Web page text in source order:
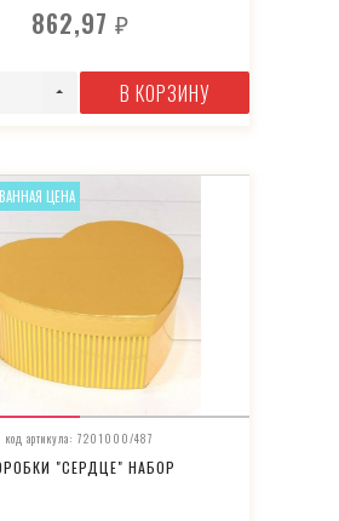
862,97 ₽
В КОРЗИНУ
код артикула: 7201000/487
"СЕРДЦЕ" НАБОР
ЦЕНА